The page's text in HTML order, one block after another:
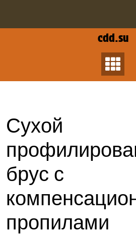
содержанию
cdd.su
Сухой
брус с
пропилами